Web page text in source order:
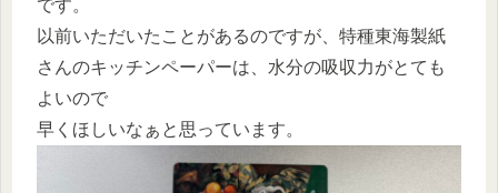
です。
以前いただいたことがあるのですが、特種東海製紙
さんのキッチンペーパーは、水分の吸収力がとても
よいので
早くほしいなぁと思っています。